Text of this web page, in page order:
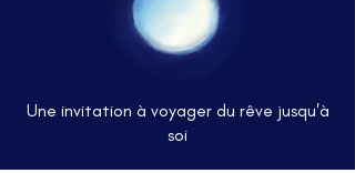
Une invitation à voyager du rêve jusqu'à
soi